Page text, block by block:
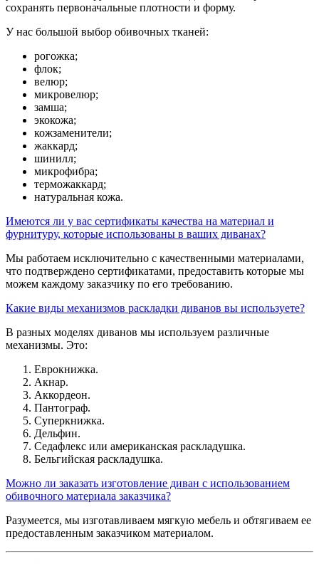
сохранять первоначальные плотности и форму.
У нас большой выбор обивочных тканей:
рогожка;
флок;
велюр;
микровелюр;
замша;
экокожа;
кожзаменители;
жаккард;
шинилл;
микрофибра;
терможаккард;
натуральная кожа.
Имеются ли у вас сертификаты качества на материал и
фурнитуру, которые использованы в ваших диванах?
Мы работаем исключительно с качественными материалами,
что подтверждено сертификатами, предоставить которые мы
можем каждому заказчику по его требованию.
Какие виды механизмов раскладки диванов вы используете?
В разных моделях диванов мы используем различные
механизмы. Это:
Еврокнижка.
Акнар.
Аккордеон.
Пантограф.
Суперкнижка.
Дельфин.
Седафлекс или американская раскладушка.
Бельгийская раскладушка.
Можно ли заказать изготовление диван с использованием
обивочного материала заказчика?
Разумеется, мы изготавливаем мягкую мебель и обтягиваем ее
предоставленным заказчиком материалом.